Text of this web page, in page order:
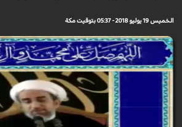
الخميس 19 يوليو 2018 - 05:37 بتوقيت مكة